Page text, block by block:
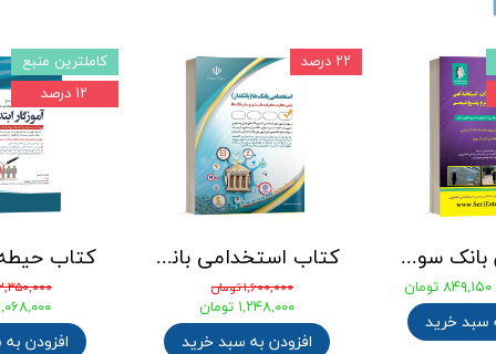
۲,۳۵۰,۰۰۰
۲,۰۶۸,۰۰۰
افزودن
کاملترین منبع
۱۲ درصد
کتاب استخدامی بانک های خصوصی و دولتی (بانکدار) 1404 انتشارات آراه
۱,۶۰۰,۰۰۰ تومان
۱,۲۴۸,۰۰۰ تومان
افزودن به سبد خرید
۲۲ درصد
جامع ترین بانک سوالات استخدامی مهندسی شیمی، پلیمر و پتروشیمی
۸۴۹,۱۵۰ تومان
سبد خرید